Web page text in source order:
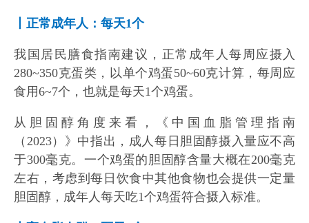
丨正常成年人：每天1个
我国居民膳食指南建议，正常成年人每周应摄入
280~350克蛋类，以单个鸡蛋50~60克计算，每周应
食用6~7个，也就是每天1个鸡蛋。
从胆固醇角度来看，《中国血脂管理指南
（2023）》中指出，成人每日胆固醇摄入量应不高
于300毫克。一个鸡蛋的胆固醇含量大概在200毫克
左右，考虑到每日饮食中其他食物也会提供一定量
胆固醇，成年人每天吃1个鸡蛋符合摄入标准。